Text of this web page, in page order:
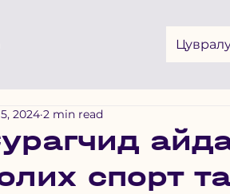
спорт
2024 2 min read